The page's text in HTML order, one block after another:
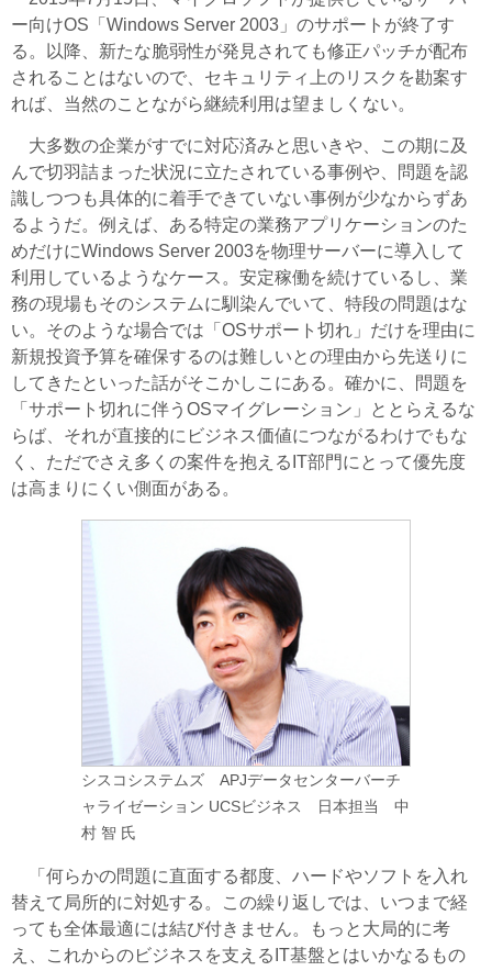
ー向けOS「Windows Server 2003」のサポートが終了す
る。以降、新たな脆弱性が発見されても修正パッチが配布
されることはないので、セキュリティ上のリスクを勘案す
れば、当然のことながら継続利用は望ましくない。
大多数の企業がすでに対応済みと思いきや、この期に及
んで切羽詰まった状況に立たされている事例や、問題を認
識しつつも具体的に着手できていない事例が少なからずあ
るようだ。例えば、ある特定の業務アプリケーションのた
めだけにWindows Server 2003を物理サーバーに導入して
利用しているようなケース。安定稼働を続けているし、業
務の現場もそのシステムに馴染んでいて、特段の問題はな
い。そのような場合では「OSサポート切れ」だけを理由に
新規投資予算を確保するのは難しいとの理由から先送りに
してきたといった話がそこかしこにある。確かに、問題を
「サポート切れに伴うOSマイグレーション」ととらえるな
らば、それが直接的にビジネス価値につながるわけでもな
く、ただでさえ多くの案件を抱えるIT部門にとって優先度
は高まりにくい側面がある。
シスコシステムズ APJデータセンターバーチ
ャライゼーション UCSビジネス 日本担当 中
村 智 氏
「何らかの問題に直面する都度、ハードやソフトを入れ
替えて局所的に対処する。この繰り返しでは、いつまで経
っても全体最適には結び付きません。もっと大局的に考
え、これからのビジネスを支えるIT基盤とはいかなるもの